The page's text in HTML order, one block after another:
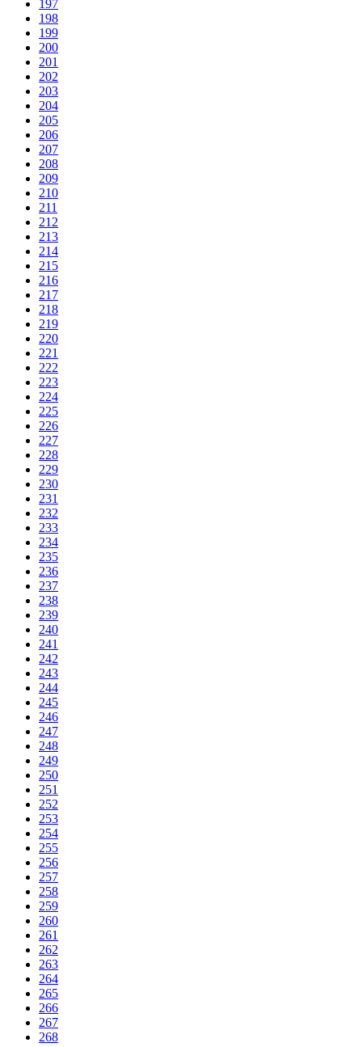
197
198
199
200
201
202
203
204
205
206
207
208
209
210
211
212
213
214
215
216
217
218
219
220
221
222
223
224
225
226
227
228
229
230
231
232
233
234
235
236
237
238
239
240
241
242
243
244
245
246
247
248
249
250
251
252
253
254
255
256
257
258
259
260
261
262
263
264
265
266
267
268